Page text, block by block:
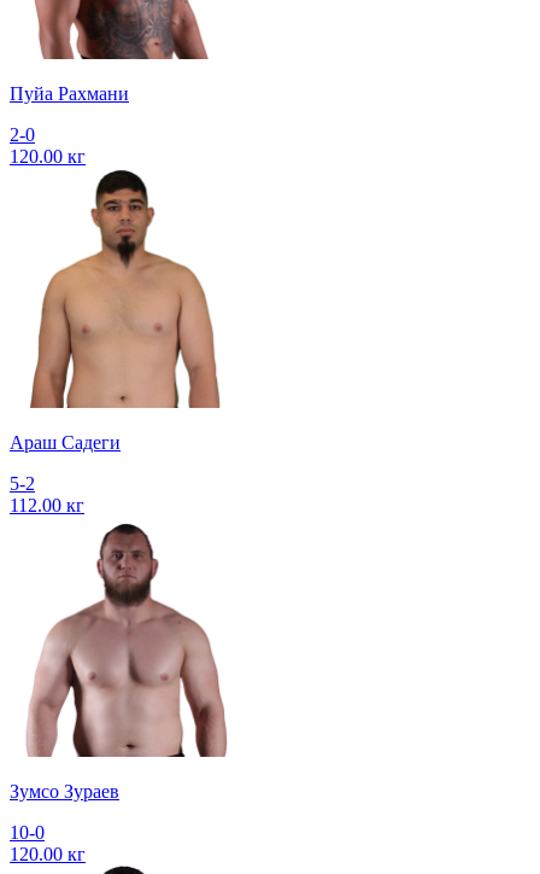
Пуйа Рахмани
2-0
120.00 кг
Араш Садеги
5-2
112.00 кг
Зумсо Зураев
10-0
120.00 кг